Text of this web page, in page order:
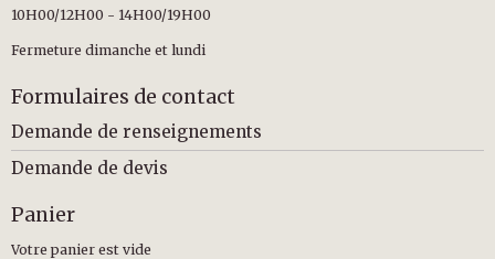
10H00/12H00 - 14H00/19H00
Fermeture dimanche et lundi
Formulaires de contact
Demande de renseignements
Demande de devis
Panier
Votre panier est vide